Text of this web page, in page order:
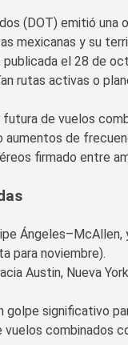
(DOT) emitió
mexicanas y su
publicada el 28 de
rutas activas o
de vuelos
de
firmado entre
Ángeles–McAllen,
para noviembre).
Austin, Nueva
significativo
combinados